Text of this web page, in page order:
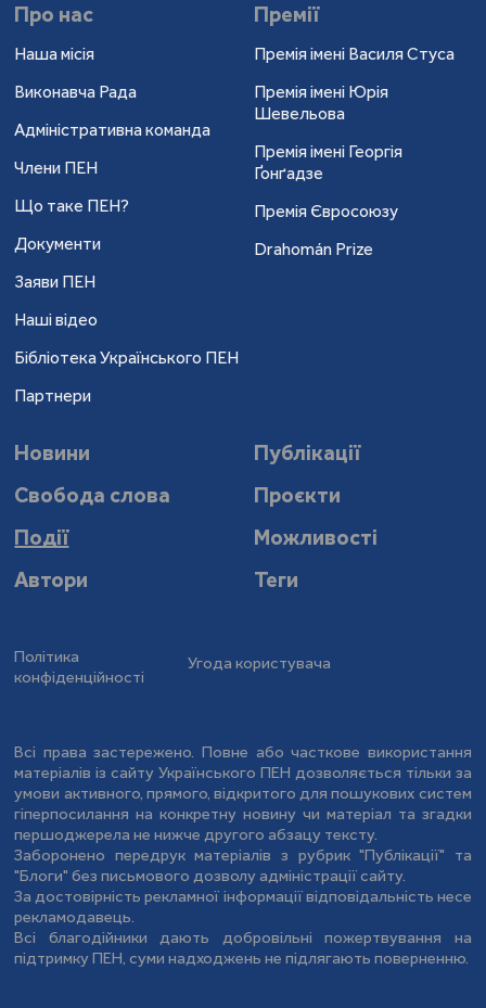
Про нас
Наша місія
Виконавча Рада
Адміністративна команда
Члени ПЕН
Що таке ПЕН?
Документи
Заяви ПЕН
Наші відео
Бібліотека Українського ПЕН
Партнери
Премії
Премія імені Василя Стуса
Премія імені Юрія
Шевельова
Премія імені Георгія
Ґонґадзе
Премія Євросоюзу
Drahomán Prize
Новини
Публікації
Свобода слова
Проєкти
Події
Можливості
Автори
Теги
Політика
конфіденційності
Угода користувача
Всі права застережено. Повне або часткове використання
матеріалів із сайту Українського ПЕН дозволяється тільки за
умови активного, прямого, відкритого для пошукових систем
гіперпосилання на конкретну новину чи матеріал та згадки
першоджерела не нижче другого абзацу тексту.
Заборонено передрук матеріалів з рубрик "Публікації" та
"Блоги" без письмового дозволу адміністрації сайту.
За достовірність рекламної інформації відповідальність несе
рекламодавець.
Всі благодійники дають добровільні пожертвування на
підтримку ПЕН, суми надходжень не підлягають поверненню.